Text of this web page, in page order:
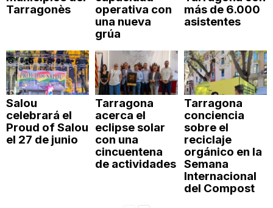
Tarragonès
operativa con
una nueva
grúa
más de 6.000
asistentes
Salou
celebrará el
Proud of Salou
el 27 de junio
Tarragona
acerca el
eclipse solar
con una
cincuentena
de actividades
Tarragona
conciencia
sobre el
reciclaje
orgánico en la
Semana
Internacional
del Compost